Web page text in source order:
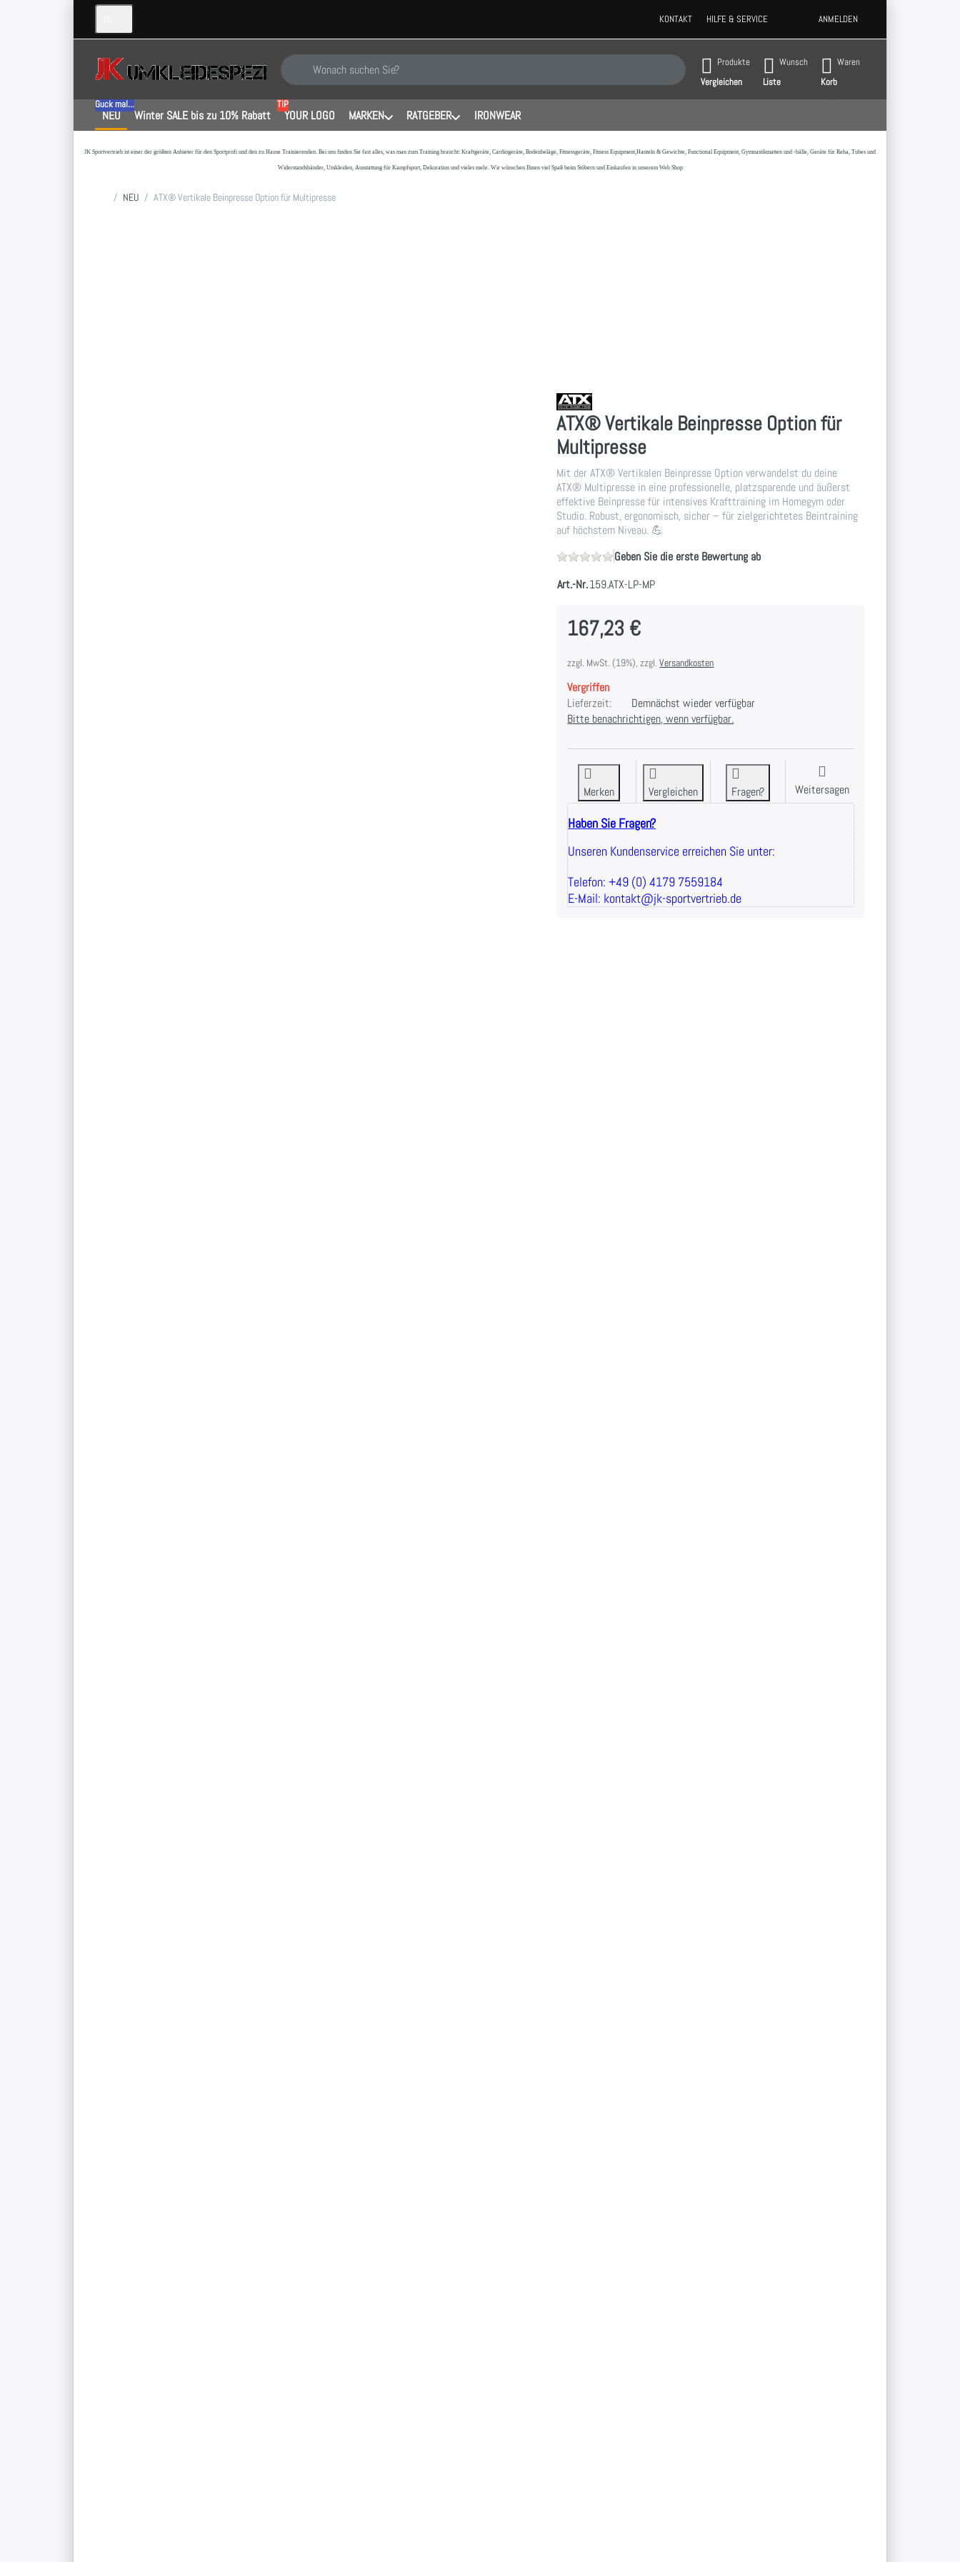
KONTAKT HILFE & SERVICE ANMELDEN
Geben Sie einen Suchbegriff ein. Während Sie tippen, erscheinen automatisch erste Ergebnisse. Drücken Sie die Eingabetaste, um alle Ergebnisse aufzurufen.
Produkte
Vergleichen
Wunsch
Liste
Waren
Korb
NEU
Guck mal...
Winter SALE bis zu 10% Rabatt YOUR LOGO
TIP
MARKEN RATGEBER IRONWEAR
JK Sportvertrieb ist einer der größten Anbieter für den Sportprofi und den zu Hause Trainierenden. Bei uns finden Sie fast alles, was man zum Training braucht: Kraftgeräte, Cardiogeräte, Bodenbeläge, Fitnessgeräte, Fitness Equipment,Hanteln & Gewichte, Functional Equipment, Gymnastikmatten und -bälle, Geräte für Reha, Tubes und
Widerstandsbänder, Umkleiden, Ausstattung für Kampfsport, Dekoration und vieles mehr. Wir wünschen Ihnen viel Spaß beim Stöbern und Einkaufen in unserem Web Shop
Startseite
NEU ATX® Vertikale Beinpresse Option für Multipresse
ATX® Vertikale Beinpresse Option für
Multipresse
Mit der ATX® Vertikalen Beinpresse Option verwandelst du deine
ATX® Multipresse in eine professionelle, platzsparende und äußerst
effektive Beinpresse für intensives Krafttraining im Homegym oder
Studio. Robust, ergonomisch, sicher – für zielgerichtetes Beintraining
auf höchstem Niveau. 💪
Geben Sie die erste Bewertung ab
Art.-Nr.159.ATX-LP-MP
167,23 €
zzgl. MwSt. (19%), zzgl.Versandkosten
Vergriffen
Lieferzeit:
Demnächst wieder verfügbar
Bitte benachrichtigen, wenn verfügbar.
Merken Vergleichen Fragen? Weitersagen
Haben Sie Fragen?
Unseren Kundenservice erreichen Sie unter:
Telefon: +49 (0) 4179 7559184
E-Mail: kontakt@jk-sportvertrieb.de